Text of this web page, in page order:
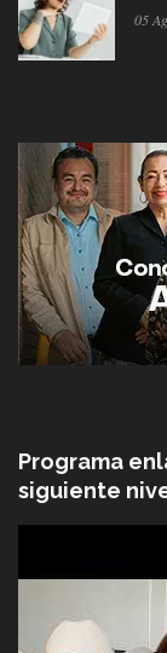
05
Programa
siguiente